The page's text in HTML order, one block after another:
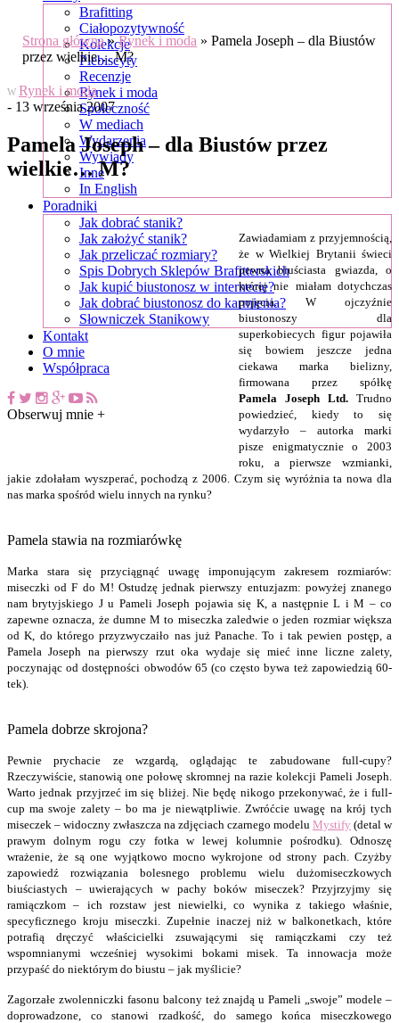
Brafitting
Ciałopozytywność
Kolekcje
Plebiscyty
Recenzje
Rynek i moda
Społeczność
W mediach
Wydarzenia
Wywiady
Inne
In English
Poradniki
Jak dobrać stanik?
Jak założyć stanik?
Jak przeliczać rozmiary?
Spis Dobrych Sklepów Brafitterskich
Jak kupić biustonosz w internecie?
Jak dobrać biustonosz do karmienia?
Słowniczek Stanikowy
Kontakt
O mnie
Współpraca
Obserwuj mnie +
Strona główna»Rynek i moda »Pamela Joseph – dla Biustów
przez wielkie… M?
W Rynek i moda
- 13 września 2007
Pamela Joseph – dla Biustów przez
wielkie… M?
Zawiadamiam z przyjemnością,
że w Wielkiej Brytanii świeci
pewna biuściasta gwiazda, o
której nie miałam dotychczas
pojęcia. W ojczyźnie
biustonoszy dla
superkobiecych figur pojawiła
się bowiem jeszcze jedna
ciekawa marka bielizny,
firmowana przez spółkę
Pamela Joseph Ltd. Trudno
powiedzieć, kiedy to się
wydarzyło – autorka marki
pisze enigmatycznie o 2003
roku, a pierwsze wzmianki,
jakie zdołałam wyszperać, pochodzą z 2006. Czym się wyróżnia ta nowa dla
nas marka spośród wielu innych na rynku?
Pamela stawia na rozmiarówkę
Marka stara się przyciągnąć uwagę imponującym zakresem rozmiarów:
miseczki od F do M! Ostudzę jednak pierwszy entuzjazm: powyżej znanego
nam brytyjskiego J u Pameli Joseph pojawia się K, a następnie L i M – co
zapewne oznacza, że dumne M to miseczka zaledwie o jeden rozmiar większa
od K, do którego przyzwyczaiło nas już Panache. To i tak pewien postęp, a
Pamela Joseph na pierwszy rzut oka wydaje się mieć inne liczne zalety,
poczynając od dostępności obwodów 65 (co często bywa też zapowiedzią 60-
tek).
Pamela dobrze skrojona?
Pewnie prychacie ze wzgardą, oglądając te zabudowane full-cupy?
Rzeczywiście, stanowią one połowę skromnej na razie kolekcji Pameli Joseph.
Warto jednak przyjrzeć im się bliżej. Nie będę nikogo przekonywać, że i full-
cup ma swoje zalety – bo ma je niewątpliwie. Zwróćcie uwagę na krój tych
miseczek – widoczny zwłaszcza na zdjęciach czarnego modelu Mystify (detal w
prawym dolnym rogu czy fotka w lewej kolumnie pośrodku). Odnoszę
wrażenie, że są one wyjątkowo mocno wykrojone od strony pach. Czyżby
zapowiedź rozwiązania bolesnego problemu wielu dużomiseczkowych
biuściastych – uwierających w pachy boków miseczek? Przyjrzyjmy się
ramiączkom – ich rozstaw jest niewielki, co wynika z takiego właśnie,
specyficznego kroju miseczki. Zupełnie inaczej niż w balkonetkach, które
potrafią dręczyć właścicielki zsuwającymi się ramiączkami czy też
wspomnianymi wcześniej wysokimi bokami misek. Ta innowacja może
przypaść do niektórym do biustu – jak myślicie?
Zagorzałe zwolenniczki fasonu balcony też znajdą u Pameli „swoje” modele –
doprowadzone, co stanowi rzadkość, do samego końca miseczkowego